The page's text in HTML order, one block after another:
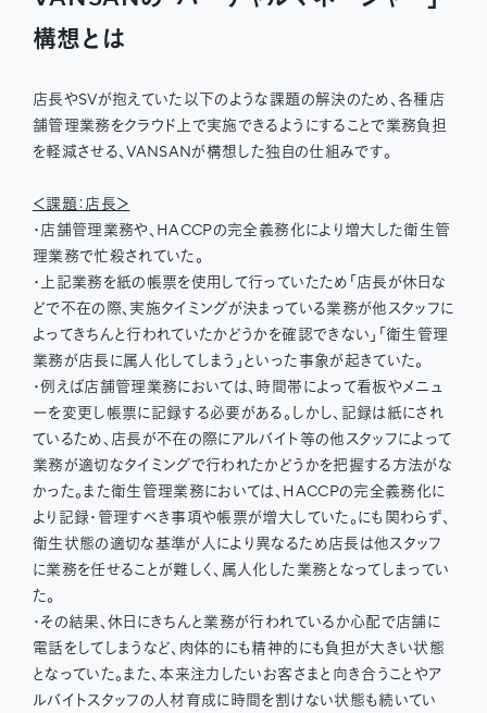
構想とは
店長やSVが抱えていた以下のような課題の解決のため、各種店
舗管理業務をクラウド上で実施できるようにすることで業務負担
を軽減させる、VANSANが構想した独自の仕組みです。
＜課題：店長＞
・店舗管理業務や、HACCPの完全義務化により増大した衛生管
理業務で忙殺されていた。
・上記業務を紙の帳票を使用して行っていたため「店長が休日な
どで不在の際、実施タイミングが決まっている業務が他スタッフに
よってきちんと行われていたかどうかを確認できない」「衛生管理
業務が店長に属人化してしまう」といった事象が起きていた。
・例えば店舗管理業務においては、時間帯によって看板やメニュ
ーを変更し帳票に記録する必要がある。しかし、記録は紙にされ
ているため、店長が不在の際にアルバイト等の他スタッフによって
業務が適切なタイミングで行われたかどうかを把握する方法がな
かった。また衛生管理業務においては、HACCPの完全義務化に
より記録・管理すべき事項や帳票が増大していた。にも関わらず、
衛生状態の適切な基準が人により異なるため店長は他スタッフ
に業務を任せることが難しく、属人化した業務となってしまってい
た。
・その結果、休日にきちんと業務が行われているか心配で店舗に
電話をしてしまうなど、肉体的にも精神的にも負担が大きい状態
となっていた。また、本来注力したいお客さまと向き合うことやア
ルバイトスタッフの人材育成に時間を割けない状態も続いてい